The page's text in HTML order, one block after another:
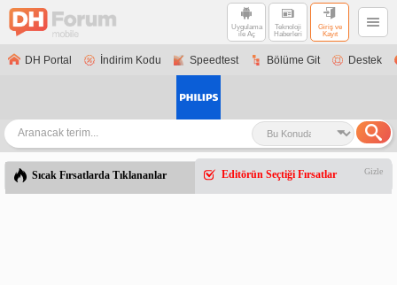
Uygulama
ile Aç
Teknoloji
Haberleri
Giriş ve
Kayıt
DH Portal İndirim Kodu Speedtest Bölüme Git Destek
Sıcak Fırsatlarda Tıklananlar Editörün Seçtiği Fırsatlar Gizle